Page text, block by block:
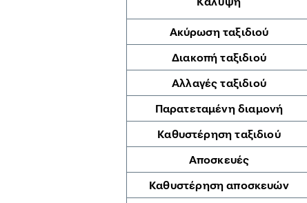
Ακύρωση ταξιδιού
Διακοπή ταξιδιού
Αλλαγές ταξιδιού
Παρατεταμένη διαμονή
Καθυστέρηση ταξιδιού
Αποσκευές
Καθυστέρηση αποσκευών